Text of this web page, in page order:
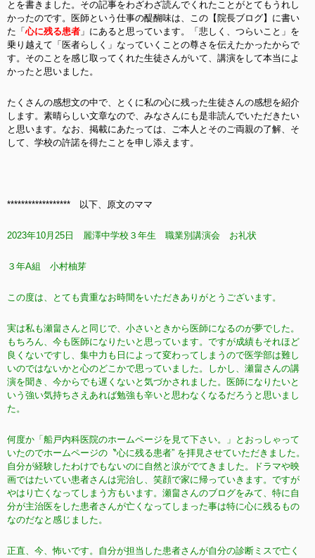
とを書きました。その記事をわざわざ読んでくれたことがとてもうれし
かったのです。医師という仕事の醍醐味は、この【院長ブログ】に書い
た「心に残る患者 」にあると思っています。「悲しく、つらいこと」を
乗り越えて「医者らしく」なっていくことの尊さを伝えたかったからで
す。そのことを感じ取ってくれた生徒さんがいて、講演をして本当によ
かったと思いました。
たくさんの感想文の中で、とくに私の心に残った生徒さんの感想を紹介
します。素晴らしい文章なので、みなさんにも是非読んでいただきたい
と思います。なお、掲載にあたっては、ご本人とそのご両親の了解、そ
して、学校の許諾を得たことを申し添えます。
****************** 以下、原文のママ
2023年10月25日 麗澤中学校３年生 職業別講演会 お礼状
３年A組 小村柚芽
この度は、とても貴重なお時間をいただきありがとうございます。
実は私も瀬畠さんと同じで、小さいときから医師になるのが夢でした。
もちろん、今も医師になりたいと思っています。ですが成績もそれほど
良くないですし、集中力も日によって変わってしまうので医学部は難し
いのではないかと心のどこかで思っていました。しかし、瀬畠さんの講
演を聞き、今からでも遅くないと気づかされました。医師になりたいと
いう強い気持ちさえあれば勉強も辛いと思わなくなるだろうと思いまし
た。
何度か「船戸内科医院のホームページを見て下さい。」とおっしゃって
いたのでホームページの〝心に残る患者” を拝見させていただきました。
自分が経験したわけでもないのに自然と涙がでてきました。ドラマや映
画ではたいてい患者さんは完治し、笑顔で家に帰っていきます。ですが
やはり亡くなってしまう方もいます。瀬畠さんのブログをみて、特に自
分が主治医をした患者さんが亡くなってしまった事は特に心に残るもの
なのだなと感じました。
正直、今、怖いです。自分が担当した患者さんが自分の診断ミスで亡く